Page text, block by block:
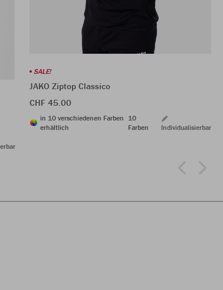
SALE!
JAKO Ziptop Classico
CHF 45.00
in 10 verschiedenen Farben
erhältlich
10
Farben
Individualisierbar